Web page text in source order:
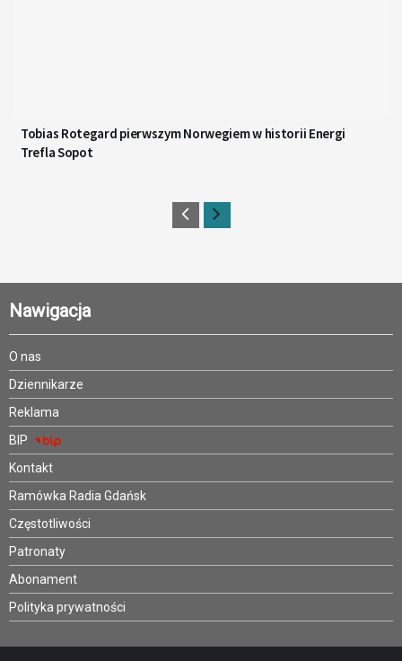
Tobias Rotegard pierwszym Norwegiem w historii Energi
Trefla Sopot
Nawigacja
O nas
Dziennikarze
Reklama
BIP
Kontakt
Ramówka Radia Gdańsk
Częstotliwości
Patronaty
Abonament
Polityka prywatności